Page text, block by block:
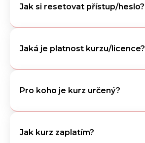
Jak si resetovat přístup/heslo?
Jaká je platnost kurzu/licence?
Pro koho je kurz určený?
Jak kurz zaplatím?